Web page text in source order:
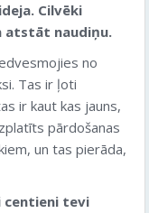
Cilvēki
atstāt naudiņu.
no
Tas ir ļoti
ir kaut kas jauns,
pārdošanas
un tas pierāda,
centieni tevi